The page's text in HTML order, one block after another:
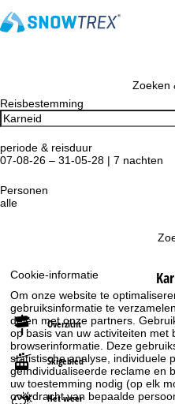
Cookie-informatie
Om onze website te
gebruiksinformatie te
delen met onze partners.
op basis van uw activiteiten met
browserinformatie. Deze
statistische analyse, individuele
geïndividualiseerde reclame en
uw toestemming nodig (op elk
overdracht van bepaalde
Zoeken
Reisbestemming
periode & reisduur
07-08-26 – 31-05-28 | 7 nachten
Personen
alle
Overzicht
Skigebied
Het weer